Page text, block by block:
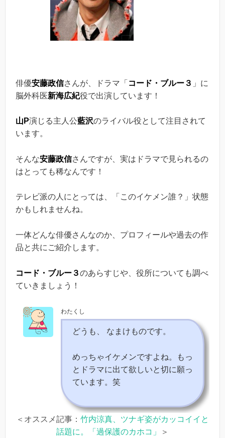
俳優安藤政信さんが、ドラマ「 コード・ブルー３ 」に
脳外科医新海広紀役で出演しています！
山P演じる主人公藍沢のライバル役として注目されて
います。
そんな安藤政信さんですが、実はドラマで見られるの
はとっても稀なんです！
テレビ派の人にとっては、「このイケメン誰？」状態
かもしれませんね。
一体どんな俳優さんなのか、プロフィールや過去の作
品と共にご紹介します。
コード・ブルー３のあらすじや、役所についても調べ
ていきましょう！
わたくし
どうも、 なまけものです。
めっちゃイケメンですよね。もっ
とドラマに出て欲しいと切に願っ
ています。笑
＜オススメ記事： 竹内涼真、ツナギ姿がカッコイイと
話題に。「過保護のカホコ」
＞